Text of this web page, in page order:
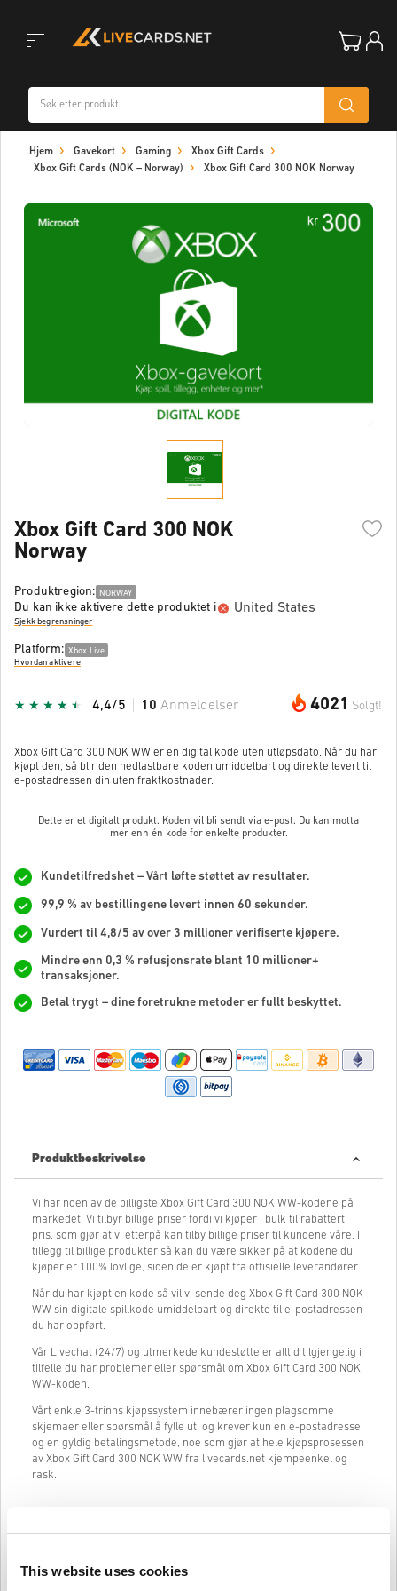
This website uses cookies
navigation
Hjem Gavekort Gaming
Xbox Gift Cards
Xbox Gift Cards (NOK – Norway)
Xbox Gift Card 300 NOK Norway
Xbox Gift Card 300 NOK
Norway
Produktregion: NORWAY
Du kan ikke aktivere dette produktet i United States
Sjekk begrensninger
Platform: Xbox Live
Hvordan aktivere
4021 Solgt!
4,4/5 10 Anmeldelser
Xbox Gift Card 300 NOK WW er en digital kode uten utløpsdato. Når du har
kjøpt den, så blir den nedlastbare koden umiddelbart og direkte levert til
e-postadressen din uten fraktkostnader.
Dette er et digitalt produkt. Koden vil bli sendt via e-post. Du kan motta
mer enn én kode for enkelte produkter.
Kundetilfredshet – Vårt løfte støttet av resultater.
99,9 % av bestillingene levert innen 60 sekunder.
Vurdert til 4,8/5 av over 3 millioner verifiserte kjøpere.
Mindre enn 0,3 % refusjonsrate blant 10 millioner+
transaksjoner.
Betal trygt – dine foretrukne metoder er fullt beskyttet.
Produktbeskrivelse
Vi har noen av de billigste Xbox Gift Card 300 NOK WW-kodene på
markedet. Vi tilbyr billige priser fordi vi kjøper i bulk til rabattert
pris, som gjør at vi etterpå kan tilby billige priser til kundene våre. I
tillegg til billige produkter så kan du være sikker på at kodene du
kjøper er 100% lovlige, siden de er kjøpt fra offisielle leverandører.
Når du har kjøpt en kode så vil vi sende deg Xbox Gift Card 300 NOK
WW sin digitale spillkode umiddelbart og direkte til e-postadressen
du har oppført.
Vår Livechat (24/7) og utmerkede kundestøtte er alltid tilgjengelig i
tilfelle du har problemer eller spørsmål om Xbox Gift Card 300 NOK
WW-koden.
Vårt enkle 3-trinns kjøpssystem innebærer ingen plagsomme
skjemaer eller spørsmål å fylle ut, og krever kun en e-postadresse
og en gyldig betalingsmetode, noe som gjør at hele kjøpsprosessen
av Xbox Gift Card 300 NOK WW fra livecards.net kjempeenkel og
rask.
Slik fungerer det på Livecards.net
Ny på Livecards.net? Å kjøpe digitale koder er raskt og enkelt:
Ansvarsfraskrivelse